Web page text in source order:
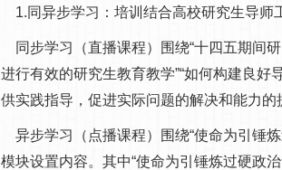
1.同异步学习：培训结合高校研究生导师
同步学习（直播课程）围绕“十四五期间
进行有效的研究生教育教学”“如何构建良好
供实践指导，促进实际问题的解决和能力的
异步学习（点播课程）围绕“使命为引锤炼
模块设置内容。其中“使命为引锤炼过硬政